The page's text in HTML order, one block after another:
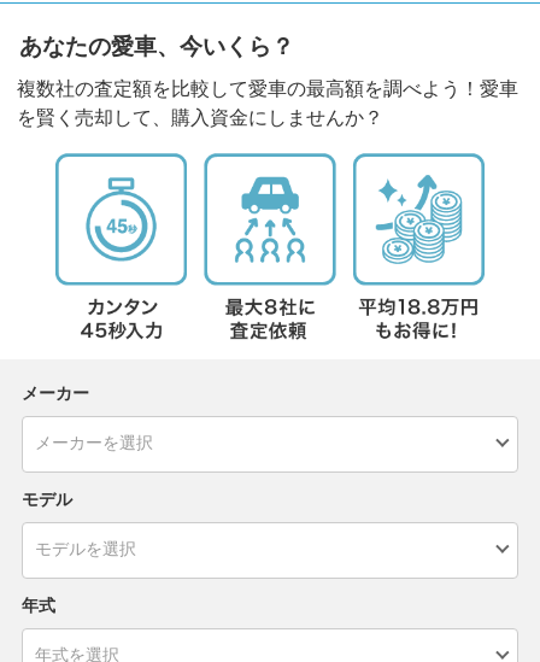
あなたの愛車、今いくら？
複数社の査定額を比較して愛車の最高額を調べよう！愛車
を賢く売却して、購入資金にしませんか？
メーカー
モデル
年式